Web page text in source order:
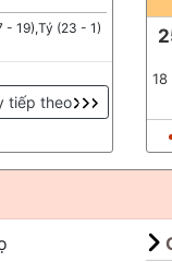
- 19),Tý (23 - 1)
tiếp theo
18